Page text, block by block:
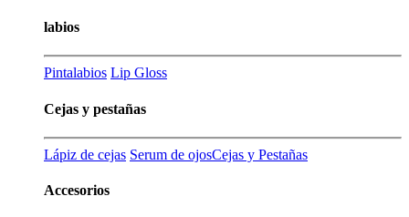
labios
Pintalabios Lip Gloss
Cejas y pestañas
Lápiz de cejas Serum de ojosCejas y Pestañas
Accesorios